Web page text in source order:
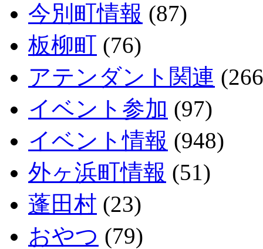
今別町情報 (87)
板柳町 (76)
アテンダント関連
イベント参加 (97)
イベント情報 (948)
外ヶ浜町情報 (51)
蓬田村 (23)
おやつ (79)